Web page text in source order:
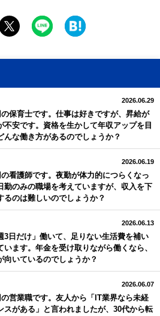
2026.06.29
保育士です。仕事は好きですが、昇給が
不安です。資格を生かして年収アップを目
んな働き方があるのでしょうか？
2026.06.19
看護師です。夜勤が体力的につらくなっ
勤のみの職場を考えていますが、収入を下
るのは難しいのでしょうか？
2026.06.13
3日だけ」働いて、足りない生活費を補い
います。年金を受け取りながら働くなら、
向いているのでしょうか？
2026.06.07
営業職です。友人から「IT業界なら未経
スがある」と言われましたが、30代から転